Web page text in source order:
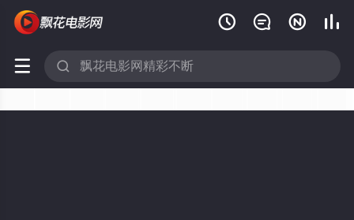
   
 